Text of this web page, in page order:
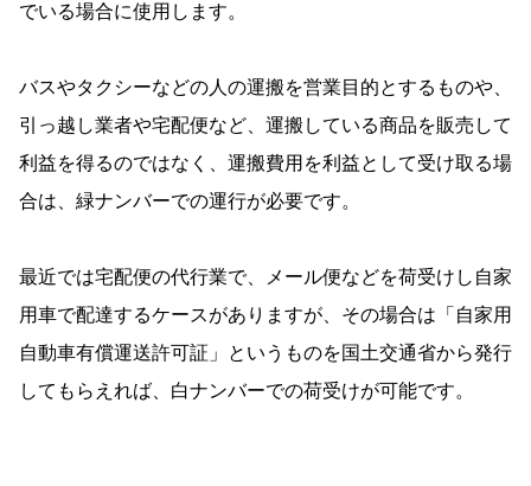
でいる場合に使用します。
バスやタクシーなどの人の運搬を営業目的とするものや、
引っ越し業者や宅配便など、運搬している商品を販売して
利益を得るのではなく、運搬費用を利益として受け取る場
合は、緑ナンバーでの運行が必要です。
最近では宅配便の代行業で、メール便などを荷受けし自家
用車で配達するケースがありますが、その場合は「自家用
自動車有償運送許可証」というものを国土交通省から発行
してもらえれば、白ナンバーでの荷受けが可能です。